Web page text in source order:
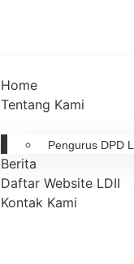
Home
Tentang Kami
Pengurus DPD
Berita
Daftar Website LDII
Kontak Kami